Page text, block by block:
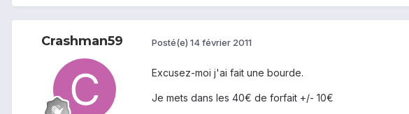
Crashman59 Posté(e) 14 février 2011
Excusez-moi j'ai fait une bourde.
Je mets dans les 40€ de forfait +/- 10€